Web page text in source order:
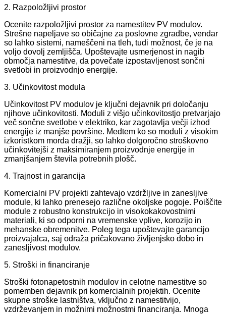
2. Razpoložljivi prostor
Ocenite razpoložljivi prostor za namestitev PV modulov.
Strešne napeljave so običajne za poslovne zgradbe, vendar
so lahko sistemi, nameščeni na tleh, tudi možnost, če je na
voljo dovolj zemljišča. Upoštevajte usmerjenost in nagib
območja namestitve, da povečate izpostavljenost sončni
svetlobi in proizvodnjo energije.
3. Učinkovitost modula
Učinkovitost PV modulov je ključni dejavnik pri določanju
njihove učinkovitosti. Moduli z višjo učinkovitostjo pretvarjajo
več sončne svetlobe v elektriko, kar zagotavlja večji izhod
energije iz manjše površine. Medtem ko so moduli z visokim
izkoristkom morda dražji, so lahko dolgoročno stroškovno
učinkovitejši z maksimiranjem proizvodnje energije in
zmanjšanjem števila potrebnih plošč.
4. Trajnost in garancija
Komercialni PV projekti zahtevajo vzdržljive in zanesljive
module, ki lahko prenesejo različne okoljske pogoje. Poiščite
module z robustno konstrukcijo in visokokakovostnimi
materiali, ki so odporni na vremenske vplive, korozijo in
mehanske obremenitve. Poleg tega upoštevajte garancijo
proizvajalca, saj odraža pričakovano življenjsko dobo in
zanesljivost modulov.
5. Stroški in financiranje
Stroški fotonapetostnih modulov in celotne namestitve so
pomemben dejavnik pri komercialnih projektih. Ocenite
skupne stroške lastništva, vključno z namestitvijo,
vzdrževanjem in možnimi možnostmi financiranja. Mnoga